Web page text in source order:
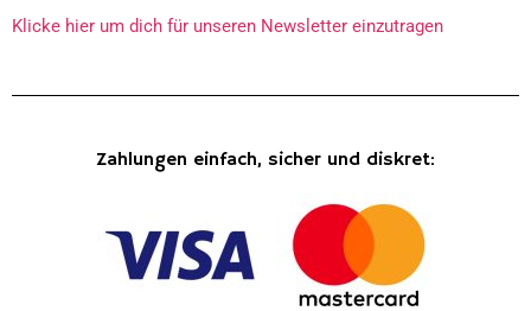
Klicke hier um dich für unseren Newsletter einzutragen
Zahlungen einfach, sicher und diskret: